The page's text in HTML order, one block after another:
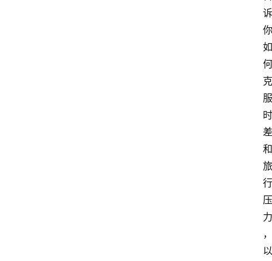
诉
你
如
何
克
服
时
差
和
旅
行
压
力
，
以